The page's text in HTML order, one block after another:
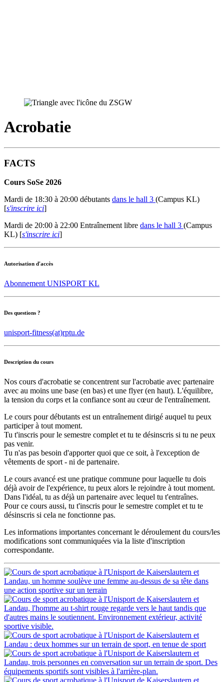
Acrobatie
FACTS
Cours SoSe 2026
Mardi de 18:30 à 20:00 débutants dans le hall 3 (Campus KL)
[s'inscrire ici]
Mardi de 20:00 à 22:00 Entraînement libre dans le hall 3 (Campus
KL) [s'inscrire ici]
Autorisation d'accès
Abonnement UNISPORT KL
Des questions ?
unisport-fitness(at)rptu.de
Description du cours
Nos cours d'acrobatie se concentrent sur l'acrobatie avec partenaire
avec au moins une base (en bas) et une flyer (en haut). L'équilibre,
la tension du corps et la confiance sont au cœur de l'entraînement.
Le cours pour débutants est un entraînement dirigé auquel tu peux
participer à tout moment.
Tu t'inscris pour le semestre complet et tu te désinscris si tu ne peux
pas venir.
Tu n'as pas besoin d'apporter quoi que ce soit, à l'exception de
vêtements de sport - ni de partenaire.
Le cours avancé est une pratique commune pour laquelle tu dois
déjà avoir de l'expérience, tu peux alors le rejoindre à tout moment.
Dans l'idéal, tu as déjà un partenaire avec lequel tu t'entraînes.
Pour ce cours aussi, tu t'inscris pour le semestre complet et tu te
désinscris si cela ne fonctionne pas.
Les informations importantes concernant le déroulement du cours/les
modifications sont communiquées via la liste d'inscription
correspondante.